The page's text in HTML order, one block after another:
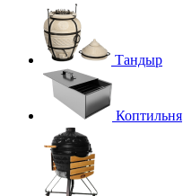
Тандыр
Коптильня